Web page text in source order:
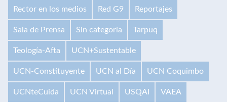
Rector en los medios Red G9 Reportajes
Sala de Prensa Sin categoría Tarpuq
Teología-Afta UCN+Sustentable
UCN-Constituyente UCN al Día UCN Coquimbo
UCNteCuida UCN Virtual USQAI VAEA